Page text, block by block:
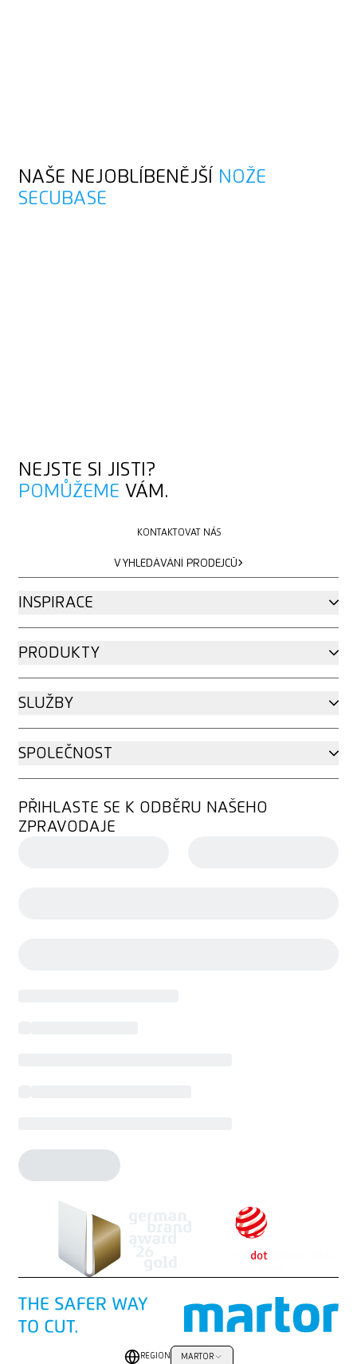
NAŠE NEJOBLÍBENĚJŠÍ
NOŽE
SECUBASE
NEJSTE SI JISTI?
POMŮŽEME VÁM.
KONTAKTOVAT NÁS
VYHLEDÁVÁNÍ PRODEJCŮ
INSPIRACE
PRODUKTY
SLUŽBY
SPOLEČNOST
PŘIHLASTE SE K ODBĚRU NAŠEHO
ZPRAVODAJE
REGION MARTOR